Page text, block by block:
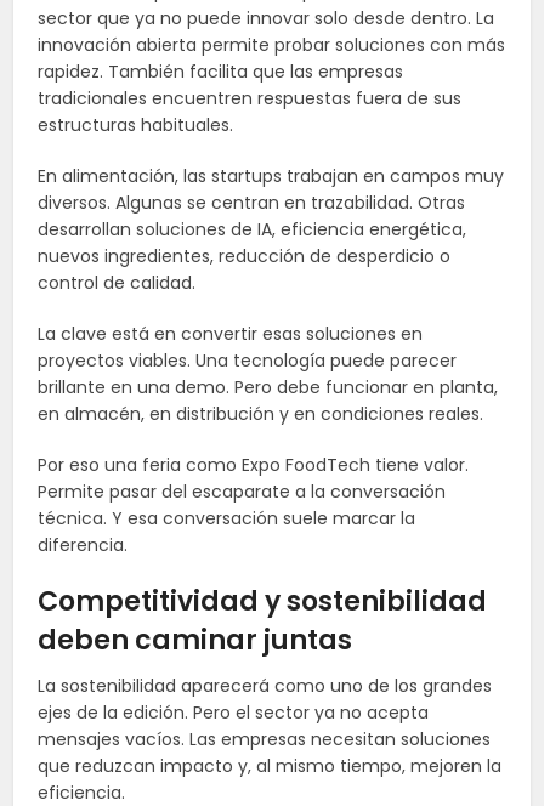
sector que ya no puede innovar solo desde dentro. La
innovación abierta permite probar soluciones con más
rapidez. También facilita que las empresas
tradicionales encuentren respuestas fuera de sus
estructuras habituales.
En alimentación, las startups trabajan en campos muy
diversos. Algunas se centran en trazabilidad. Otras
desarrollan soluciones de IA, eficiencia energética,
nuevos ingredientes, reducción de desperdicio o
control de calidad.
La clave está en convertir esas soluciones en
proyectos viables. Una tecnología puede parecer
brillante en una demo. Pero debe funcionar en planta,
en almacén, en distribución y en condiciones reales.
Por eso una feria como Expo FoodTech tiene valor.
Permite pasar del escaparate a la conversación
técnica. Y esa conversación suele marcar la
diferencia.
Competitividad y sostenibilidad
deben caminar juntas
La sostenibilidad aparecerá como uno de los grandes
ejes de la edición. Pero el sector ya no acepta
mensajes vacíos. Las empresas necesitan soluciones
que reduzcan impacto y, al mismo tiempo, mejoren la
eficiencia.